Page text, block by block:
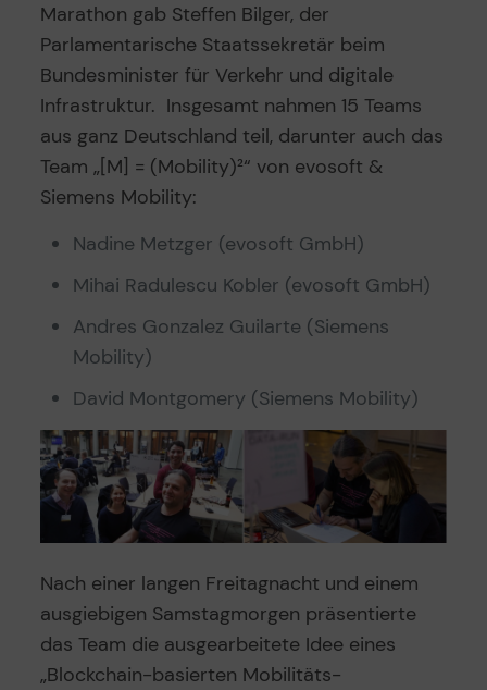
Marathon gab Steffen Bilger, der
Parlamentarische Staatssekretär beim
Bundesminister für Verkehr und digitale
Infrastruktur. Insgesamt nahmen 15 Teams
aus ganz Deutschland teil, darunter auch das
Team „[M] = (Mobility)²“ von evosoft &
Siemens Mobility:
Nadine Metzger (evosoft GmbH)
Mihai Radulescu Kobler (evosoft GmbH)
Andres Gonzalez Guilarte (Siemens
Mobility)
David Montgomery (Siemens Mobility)
Nach einer langen Freitagnacht und einem
ausgiebigen Samstagmorgen präsentierte
das Team die ausgearbeitete Idee eines
„Blockchain-basierten Mobilitäts-